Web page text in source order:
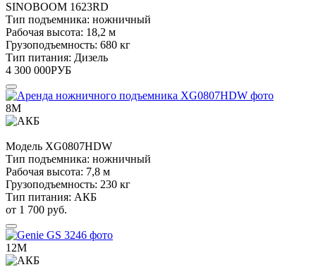
SINOBOOM 1623RD
Тип подъемника: ножничный
Рабочая высота: 18,2 м
Грузоподъемность: 680 кг
Тип питания: Дизель
4 300 000РУБ
8М
Модель XG0807HDW
Тип подъемника: ножничный
Рабочая высота: 7,8 м
Грузоподъемность: 230 кг
Тип питания: АКБ
от 1 700 руб.
12М